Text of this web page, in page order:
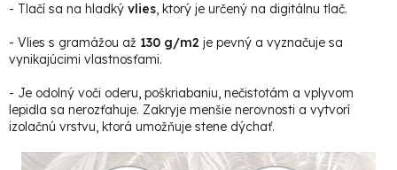
- Tlačí sa na hladký vlies, ktorý je určený na digitálnu tlač.
- Vlies s gramážou až 130 g/m2 je pevný a vyznačuje sa
vynikajúcimi vlastnosťami.
- Je odolný voči oderu, poškriabaniu, nečistotám a vplyvom
lepidla sa nerozťahuje. Zakryje menšie nerovnosti a vytvorí
izolačnú vrstvu, ktorá umožňuje stene dýchať.